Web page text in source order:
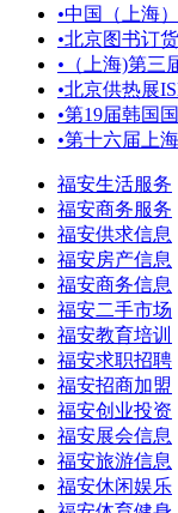
•中国（上海
•北京图书订
• （上海)第三
•北京供热展
•第19届韩国
•第十六届上
福安生活服务
福安商务服务
福安供求信息
福安房产信息
福安商务信息
福安二手市场
福安教育培训
福安求职招聘
福安招商加盟
福安创业投资
福安展会信息
福安旅游信息
福安休闲娱乐